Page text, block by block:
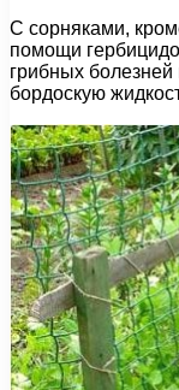
С сорняками,
помощи
грибных
бордоскую